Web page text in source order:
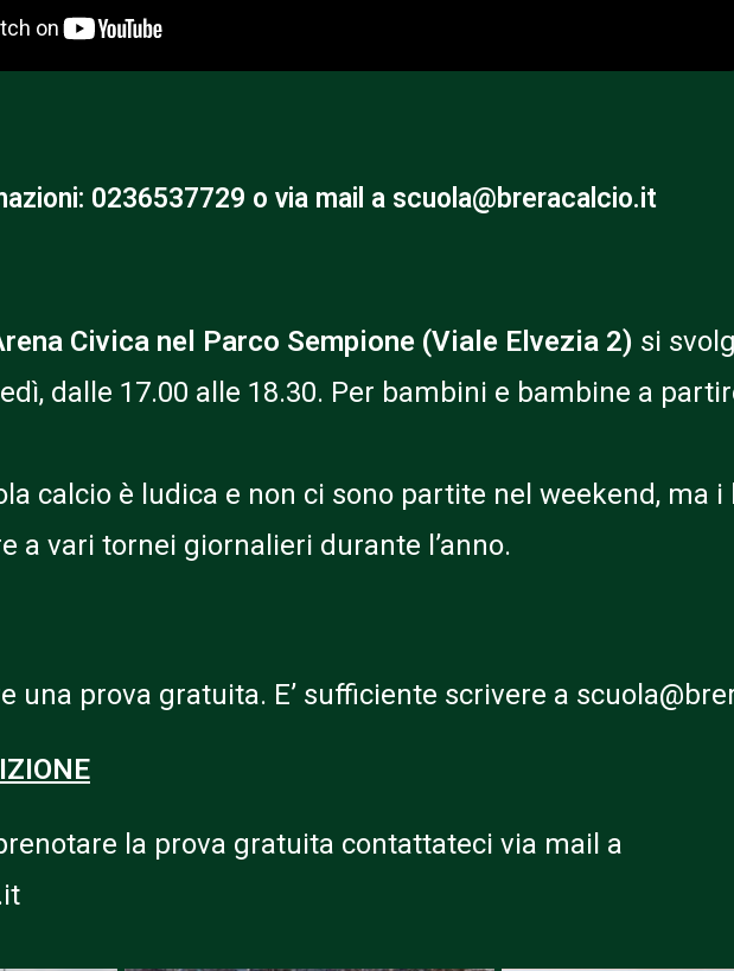
0236537729 o via mail a scuola@breracalcio.it
Civica nel Parco Sempione (Viale Elvezia 2) si
dalle 17.00 alle 18.30. Per bambini e bambine a
calcio è ludica e non ci sono partite nel weekend, ma
a vari tornei giornalieri durante l’anno.
una prova gratuita. E’ sufficiente scrivere a
la prova gratuita contattateci via mail a